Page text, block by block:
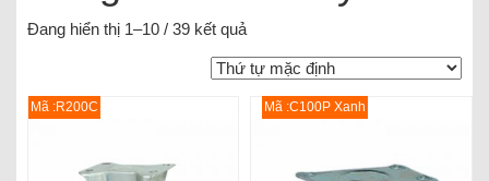
Đang hiển thị 1–10 / 39 kết quả
Mã :R200C Mã :C100P Xanh